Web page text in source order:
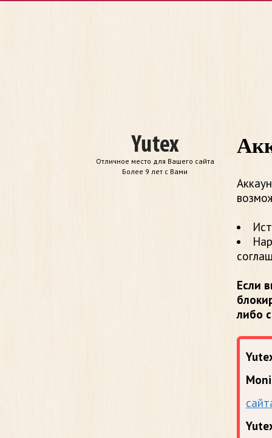
Отличное место для Вашего сайта
Более 9 лет с Вами
Если
либо